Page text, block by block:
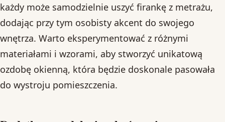
każdy może samodzielnie uszyć firankę z metrażu,
dodając przy tym osobisty akcent do swojego
wnętrza. Warto eksperymentować z różnymi
materiałami i wzorami, aby stworzyć unikatową
ozdobę okienną, która będzie doskonale pasowała
do wystroju pomieszczenia.